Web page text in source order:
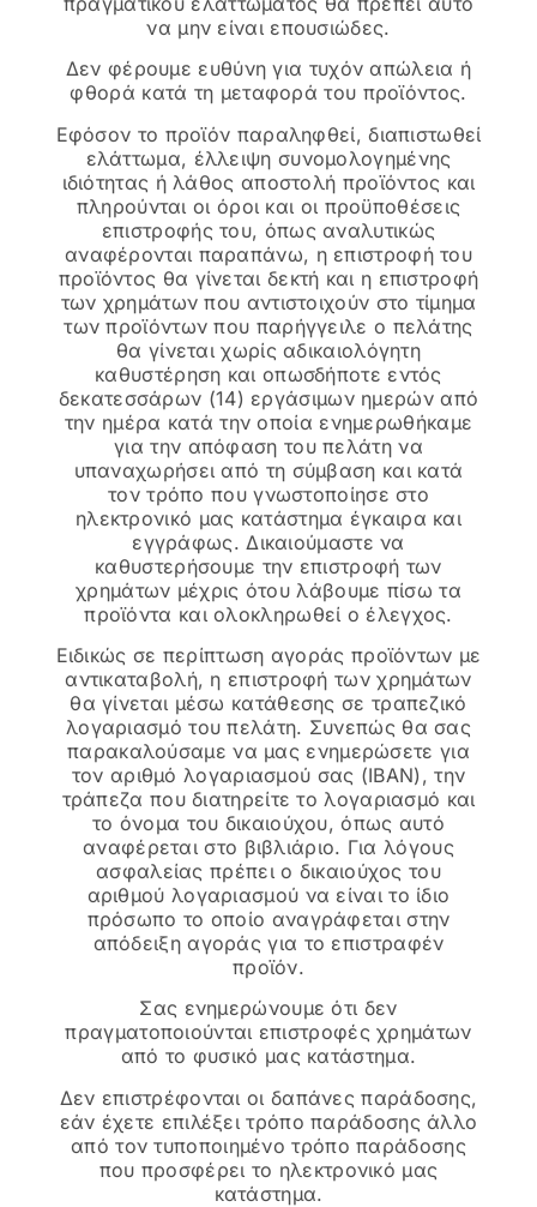
να μην είναι επουσιώδες.
Δεν φέρουμε ευθύνη για τυχόν απώλεια ή
φθορά κατά τη μεταφορά του προϊόντος.
Εφόσον το προϊόν παραληφθεί, διαπιστωθεί
ελάττωμα, έλλειψη συνομολογημένης
ιδιότητας ή λάθος αποστολή προϊόντος και
πληρούνται οι όροι και οι προϋποθέσεις
επιστροφής του, όπως αναλυτικώς
αναφέρονται παραπάνω, η επιστροφή του
προϊόντος θα γίνεται δεκτή και η επιστροφή
των χρημάτων που αντιστοιχούν στο τίμημα
των προϊόντων που παρήγγειλε ο πελάτης
θα γίνεται χωρίς αδικαιολόγητη
καθυστέρηση και οπωσδήποτε εντός
δεκατεσσάρων (14) εργάσιμων ημερών από
την ημέρα κατά την οποία ενημερωθήκαμε
για την απόφαση του πελάτη να
υπαναχωρήσει από τη σύμβαση και κατά
τον τρόπο που γνωστοποίησε στο
ηλεκτρονικό μας κατάστημα έγκαιρα και
εγγράφως. Δικαιούμαστε να
καθυστερήσουμε την επιστροφή των
χρημάτων μέχρις ότου λάβουμε πίσω τα
προϊόντα και ολοκληρωθεί ο έλεγχος.
Ειδικώς σε περίπτωση αγοράς προϊόντων με
αντικαταβολή, η επιστροφή των χρημάτων
θα γίνεται μέσω κατάθεσης σε τραπεζικό
λογαριασμό του πελάτη. Συνεπώς θα σας
παρακαλούσαμε να μας ενημερώσετε για
τον αριθμό λογαριασμού σας (IBAN), την
τράπεζα που διατηρείτε το λογαριασμό και
το όνομα του δικαιούχου, όπως αυτό
αναφέρεται στο βιβλιάριο. Για λόγους
ασφαλείας πρέπει ο δικαιούχος του
αριθμού λογαριασμού να είναι το ίδιο
πρόσωπο το οποίο αναγράφεται στην
απόδειξη αγοράς για το επιστραφέν
προϊόν.
Σας ενημερώνουμε ότι δεν
πραγματοποιούνται επιστροφές χρημάτων
από το φυσικό μας κατάστημα.
Δεν επιστρέφονται οι δαπάνες παράδοσης,
εάν έχετε επιλέξει τρόπο παράδοσης άλλο
από τον τυποποιημένο τρόπο παράδοσης
που προσφέρει το ηλεκτρονικό μας
κατάστημα.